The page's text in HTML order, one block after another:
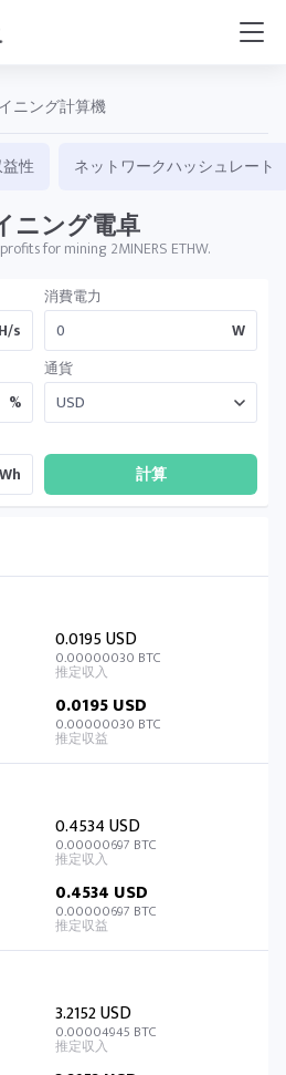
ニング計算機
性 ネットワークハッシュレート
ニング電卓
for mining 2MINERS ETHW.
s
消費電力
W
%
通貨
0.0195 USD
0.00000030 BTC
0.0195 USD
0.00000030 BTC
0.4534 USD
0.00000697 BTC
0.4534 USD
0.00000697 BTC
3.2152 USD
0.00004945 BTC